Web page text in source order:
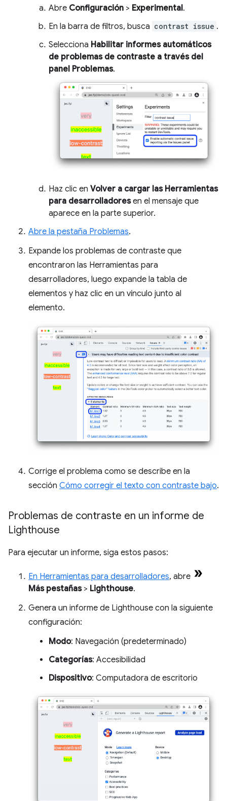
Abre Configuración > Experimental.
En la barra de filtros, busca contrast issue .
Selecciona Habilitar informes automáticos
de problemas de contraste a través del
panel Problemas.
Haz clic en Volver a cargar las Herramientas
para desarrolladoresen el mensaje que
aparece en la parte superior.
Abre la pestaña Problemas.
Expande los problemas de contraste que
encontraron las Herramientas para
desarrolladores, luego expande la tabla de
elementos y haz clic en un vínculo junto al
elemento.
Corrige el problema como se describe en la
sección Cómo corregir el texto con contraste bajo.
Problemas de contraste en un informe de
Lighthouse
Para ejecutar un informe, siga estos pasos:
En Herramientas para desarrolladores, abre
Más pestañas> Lighthouse.
Genera un informe de Lighthouse con la siguiente
configuración:
Modo: Navegación (predeterminado)
Categorías: Accesibilidad
Dispositivo: Computadora de escritorio